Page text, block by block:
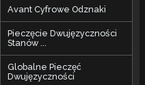
Avant Cyfrowe Odznaki
Pieczęcie Dwujęzyczności
Stanów ...
Globalne Pieczęć
Dwujęzyczności